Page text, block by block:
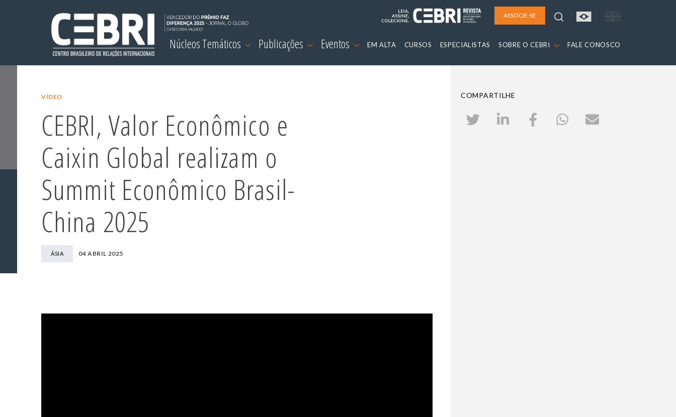
ASSOCIE-SE
Núcleos Temáticos Publicações Eventos EM ALTA CURSOS ESPECIALISTAS SOBRE O CEBRI FALE CONOSCO
VÍDEO
CEBRI, Valor Econômico e
Caixin Global realizam o
Summit Econômico Brasil-
China 2025
ÁSIA 04 ABRIL 2025
COMPARTILHE